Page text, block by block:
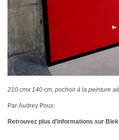
210 cmx 140 cm, pochoir à la peinture
Par Audrey Poux.
Retrouvez plus d’informations sur